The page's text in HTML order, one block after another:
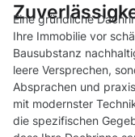
Eine gründliche
Ihre Immobilie vor
Bausubstanz
leere Versprechen,
Absprachen und
mit modernster
die spezifischen